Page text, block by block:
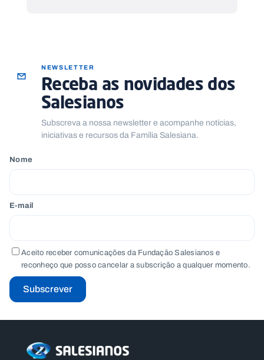
NEWSLETTER
Receba as novidades dos
Salesianos
Subscreva a nossa newsletter e acompanhe notícias,
iniciativas e recursos da Família Salesiana.
Nome
E-mail
Aceito receber comunicações da Fundação Salesianos e
reconheço que posso cancelar a subscrição a qualquer momento.
Subscrever